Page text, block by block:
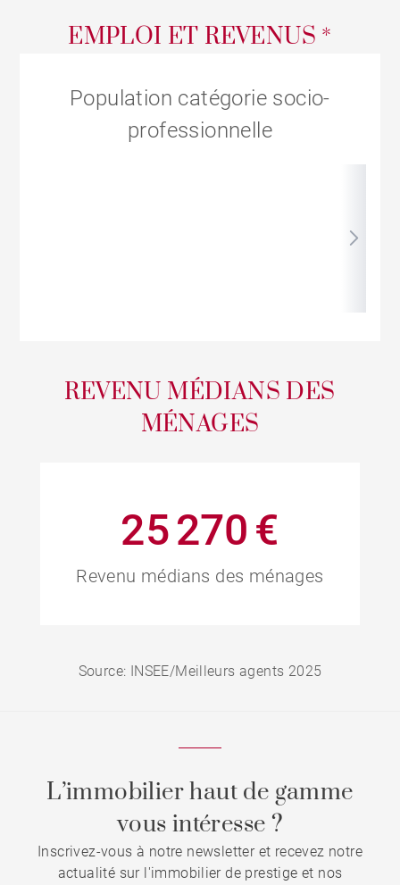
EMPLOI ET REVENUS *
Population catégorie socio-
professionnelle
REVENU MÉDIANS DES
MÉNAGES
25 270 €
Revenu médians des ménages
Source: INSEE/Meilleurs agents 2025
L’immobilier haut de gamme
vous intéresse ?
Inscrivez-vous à notre newsletter et recevez notre
actualité sur l'immobilier de prestige et nos